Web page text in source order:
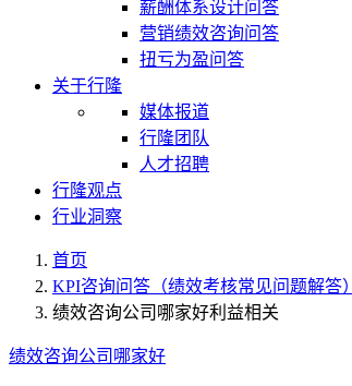
薪酬体系设计问答
营销绩效咨询问答
扭亏为盈问答
关于行隆
媒体报道
行隆团队
人才招聘
行隆观点
行业洞察
首页
KPI咨询问答（绩效考核常见问题解答）
绩效咨询公司哪家好利益相关
绩效咨询公司哪家好